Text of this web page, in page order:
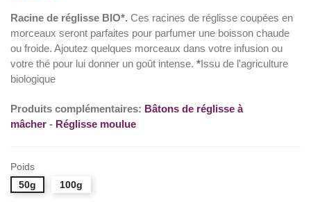
(6 avis)
Racine de réglisse BIO*. Ces racines de réglisse coupées en
morceaux seront parfaites pour parfumer une boisson chaude
ou froide. Ajoutez quelques morceaux dans votre infusion ou
votre thé pour lui donner un goût intense. *Issu de l'agriculture
biologique
Produits complémentaires: Bâtons de réglisse à
mâcher - Réglisse moulue
Poids
50g
100g